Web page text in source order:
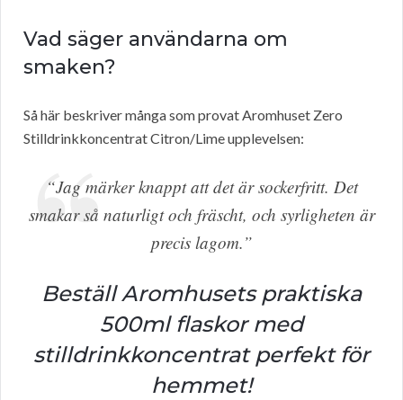
Vad säger användarna om
smaken?
Så här beskriver många som provat Aromhuset Zero
Stilldrinkkoncentrat Citron/Lime upplevelsen:
“Jag märker knappt att det är sockerfritt. Det
smakar så naturligt och fräscht, och syrligheten är
precis lagom.”
Beställ Aromhusets praktiska
500ml flaskor med
stilldrinkkoncentrat perfekt för
hemmet!